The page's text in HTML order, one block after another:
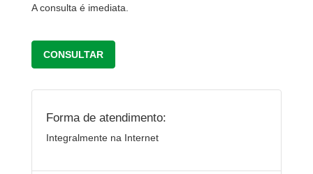
A consulta é imediata.
CONSULTAR
Forma de atendimento:
Integralmente na Internet